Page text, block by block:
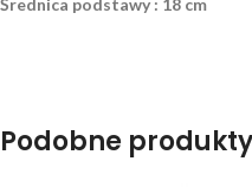
Średnica podstawy : 18 cm
Podobne produkty